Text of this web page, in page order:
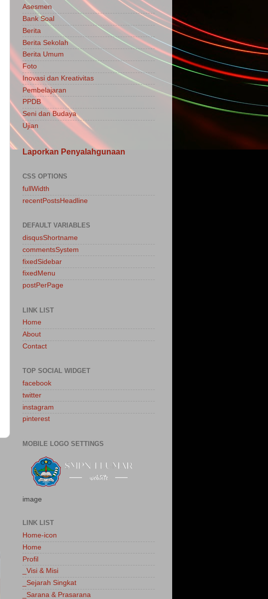
Asesmen
Bank Soal
Berita
Berita Sekolah
Berita Umum
Foto
Inovasi dan Kreativitas
Pembelajaran
PPDB
Seni dan Budaya
Ujian
Laporkan Penyalahgunaan
CSS OPTIONS
fullWidth
recentPostsHeadline
DEFAULT VARIABLES
disqusShortname
commentsSystem
fixedSidebar
fixedMenu
postPerPage
LINK LIST
Home
About
Contact
TOP SOCIAL WIDGET
facebook
twitter
instagram
pinterest
MOBILE LOGO SETTINGS
image
LINK LIST
Home-icon
Home
Profil
_Visi & Misi
_Sejarah Singkat
_Sarana & Prasarana